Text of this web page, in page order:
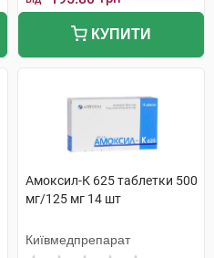
КУПИТИ
Амоксил-К 625 таблетки 500
мг/125 мг 14 шт
Київмедпрепарат